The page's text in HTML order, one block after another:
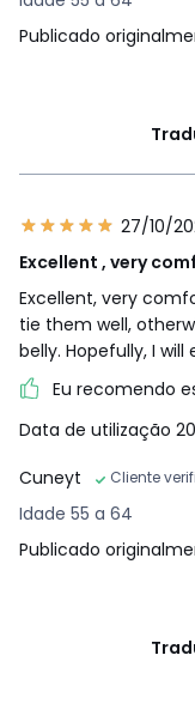
Publicado
27/10/
Excellent , very
Excellent, very
tie them well,
belly. Hopefully, I
Eu recomendo
Data de utilização
Cuneyt
Cliente
Idade 55 a 64
Publicado